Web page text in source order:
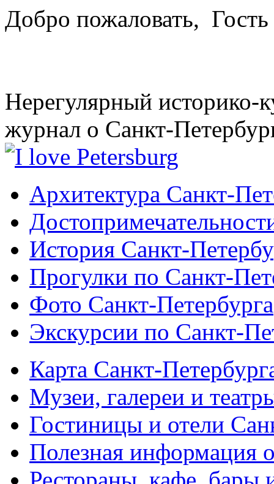
Добро пожаловать, Гость
Нерегулярный историко-
журнал о Санкт-
Архитектура Санкт-
История Санкт-
Прогулки по Санкт-
Фото Санкт-Петербурга
Экскурсии по Санкт-
Карта Санкт-
Музеи, галереи и
Гостиницы и отели
Полезная информация